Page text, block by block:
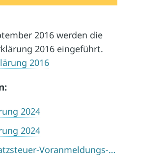
2016 werden die
2016 eingeführt.
2016
2024
2024
Voranmeldungs-…